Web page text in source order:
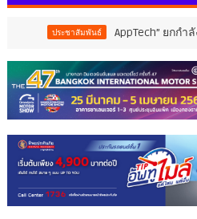
AppTech”​ ยกกำลังประเทศไ